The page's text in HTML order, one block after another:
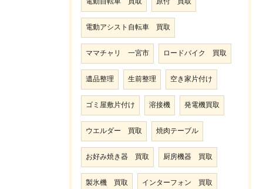
電動アシスト自転車 買取
ママチャリ 一宮市 ロードバイク 買取
遺品整理 生前整理 空き家片付け
ゴミ屋敷片付け 溶接機 発電機買取
ウエルダー 買取 焼肉テーブル
お好み焼き器 買取 厨房機器 買取
製氷機 買取 インターフォン 買取